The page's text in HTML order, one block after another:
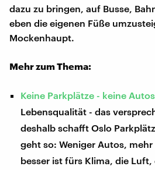
dazu zu bringen, auf Busse,
eben die eigenen Füße
Mockenhaupt.
Mehr zum Thema:
Keine Parkplätze - keine Autos
Lebensqualität - das
deshalb schafft Oslo
geht so: Weniger Autos, mehr
besser ist fürs Klima, die Luft,